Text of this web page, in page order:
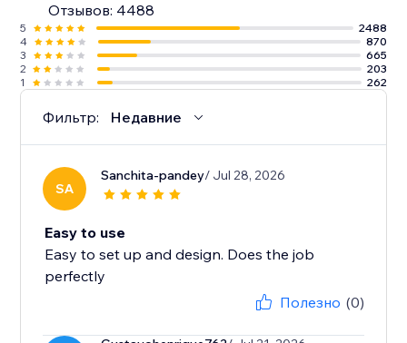
Отзывов: 4488
5
2488
4
870
3
665
2
203
1
262
Фильтр: Недавние
SA
Sanchita-pandey/ Jul 28, 2026
Easy to use
Easy to set up and design. Does the job
perfectly
Полезно (0)